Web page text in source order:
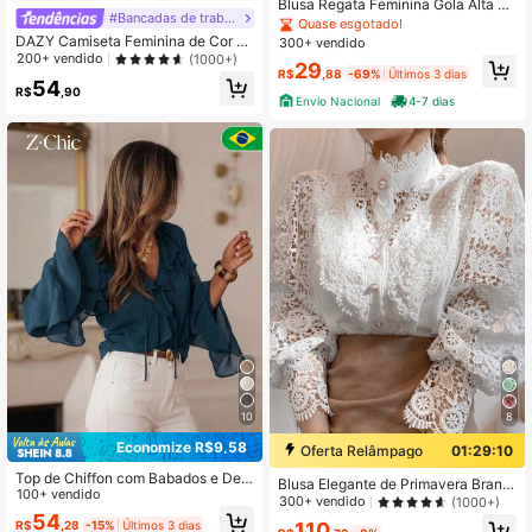
#Bancadas de trabalho
DAZY Camiseta Feminina de Cor S
ólida com Plissado e Manga Curta T
200+ vendido (1000+)
R$54 ,90
10
Economize R$9,58
Top de Chiffon com Babados e Dec
ote em V para Mulheres, Top Elegan
te Semitransparente com Manga Si
no, Top de Estilo Boêmio Romântic
100+ vendido
R$54 ,28 -15% Últimos 3 dias
Blusa Regata Feminina Gola Alta el
egante
Quase esgotado!
300+ vendido
R$29 ,88 -69% Últimos 3 dias
Envio Nacional
4-7 dias
8
Oferta Relâmpago
01:29:09
Blusa Elegante de Primavera Branc
a com Gola Mandarim de Renda Flo
300+ vendido (1000+)